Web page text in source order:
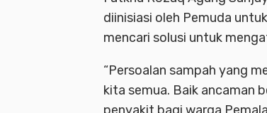
diinisiasi oleh Pemuda
mencari solusi untuk
“Persoalan sampah yang
kita semua. Baik ancaman